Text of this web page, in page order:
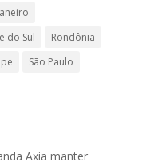
do Sul
Rondônia
São Paulo
Axia manter